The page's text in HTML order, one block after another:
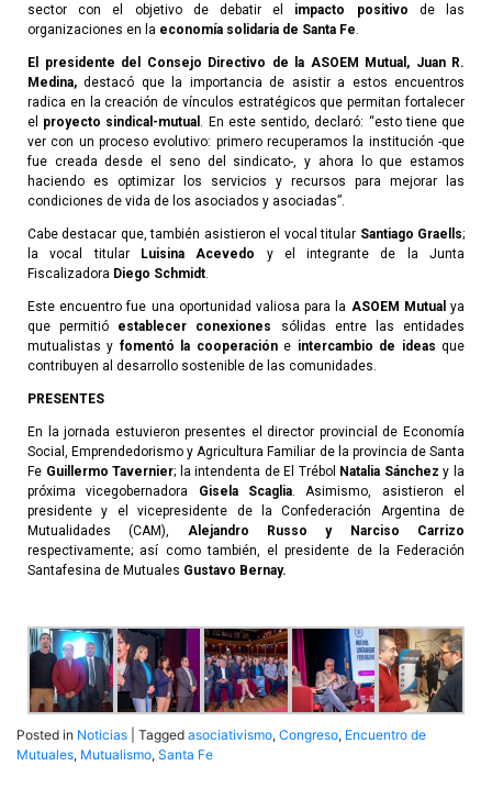
sector con el objetivo de debatir el
impacto positivo de las
organizaciones en la economía solidaria de Santa Fe.
El presidente del Consejo Directivo de la ASOEM Mutual, Juan R.
Medina, destacó que la importancia de asistir a estos encuentros
radica en la creación de vínculos estratégicos que permitan fortalecer
el proyecto sindical-mutual . En este sentido, declaró: “esto tiene que
ver con un proceso evolutivo: primero recuperamos la institución -que
fue creada desde el seno del sindicato-, y ahora lo que estamos
haciendo es optimizar los servicios y recursos para mejorar las
condiciones de vida de los asociados y asociadas”.
Cabe destacar que, también asistieron el vocal titular Santiago Graells;
la vocal titular
Luisina Acevedo y el integrante de la Junta
Fiscalizadora Diego Schmidt.
Este encuentro fue una oportunidad valiosa para la ASOEM Mutual ya
que permitió establecer conexiones
sólidas entre las entidades
mutualistas y fomentó la cooperacióne intercambio de ideas que
contribuyen al desarrollo sostenible de las comunidades.
PRESENTES
En la jornada estuvieron presentes el director provincial de Economía
Social, Emprendedorismo y Agricultura Familiar de la provincia de Santa
Fe Guillermo Tavernier; la intendenta de El Trébol Natalia Sánchez y la
próxima vicegobernadora Gisela Scaglia. Asimismo, asistieron el
presidente y el vicepresidente de la Confederación Argentina de
Mutualidades (CAM), Alejandro Russo y Narciso Carrizo
respectivamente; así como también, el presidente de la Federación
Santafesina de Mutuales Gustavo Bernay.
Posted in Noticias Tagged asociativismo, Congreso, Encuentro de
Mutuales, Mutualismo, Santa Fe